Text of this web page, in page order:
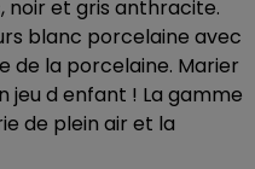
noir et gris anthracite.
blanc porcelaine avec
de la porcelaine. Marier
jeu d enfant ! La gamme
de plein air et la